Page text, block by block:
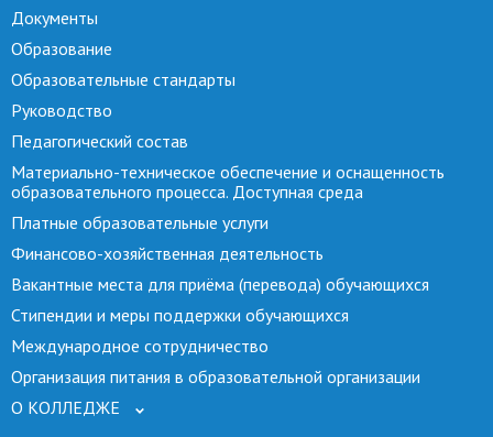
Документы
Образование
Образовательные стандарты
Руководство
Педагогический состав
Материально-техническое обеспечение и оснащенность
образовательного процесса. Доступная среда
Платные образовательные услуги
Финансово-хозяйственная деятельность
Вакантные места для приёма (перевода) обучающихся
Стипендии и меры поддержки обучающихся
Международное сотрудничество
Организация питания в образовательной организации
О КОЛЛЕДЖЕ